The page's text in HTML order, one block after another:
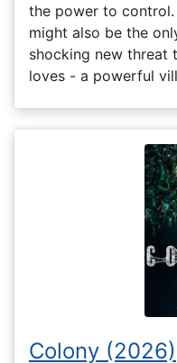
the power to
might also be the
shocking new threat
loves - a powerful
Colony (2026)